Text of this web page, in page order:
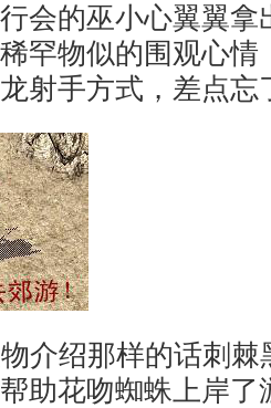
会的巫小心翼翼拿
罕物似的围观心情
射手方式，差点忘
介绍那样的话刺棘
助花吻蜘蛛上岸了